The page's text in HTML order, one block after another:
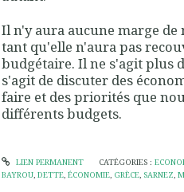
Il n'y aura aucune marge
tant qu'elle n'aura pas
budgétaire. Il ne s'agit plus
s'agit de discuter des
faire et des priorités que
différents budgets.
LIEN PERMANENT CATÉGORIES :
BAYROU, DETTE, ÉCONOMIE, GRÈCE, SARNEZ,